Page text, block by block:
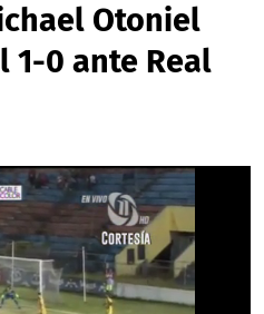
Otoniel
1-0 ante Real